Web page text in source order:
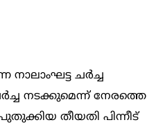
ചര്‍ച്ച
നടക്കുമെന്ന് നേരത്തെ
തീയതി പിന്നീട്